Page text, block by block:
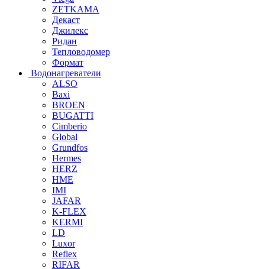
ZETKAMA
Декаст
Джилекс
Ридан
Тепловодомер
Формат
Водонагреватели
ALSO
Baxi
BROEN
BUGATTI
Cimberio
Global
Grundfos
Hermes
HERZ
HME
IMI
JAFAR
K-FLEX
KERMI
LD
Luxor
Reflex
RIFAR